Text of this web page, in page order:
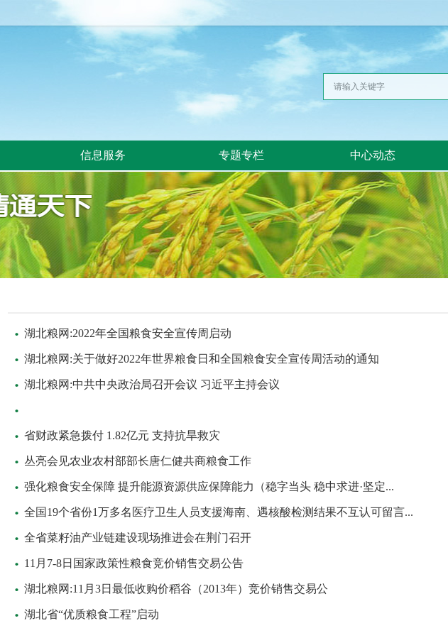
信息服务 专题专栏 中心动态
湖北粮网:湖北粮网
湖北粮网:2022年全国粮食安全宣传周启动
湖北粮网:关于做好2022年世界粮食日和全国粮食安全宣传周活动的通知
湖北粮网:中共中央政治局召开会议 习近平主持会议
省财政紧急拨付 1.82亿元 支持抗旱救灾
丛亮会见农业农村部部长唐仁健共商粮食工作
强化粮食安全保障 提升能源资源供应保障能力（稳字当头 稳中求进·坚定...
全国19个省份1万多名医疗卫生人员支援海南、遇核酸检测结果不互认可留言...
全省菜籽油产业链建设现场推进会在荆门召开
11月7-8日国家政策性粮食竞价销售交易公告
湖北粮网:11月3日最低收购价稻谷（2013年）竞价销售交易公
湖北省“优质粮食工程”启动